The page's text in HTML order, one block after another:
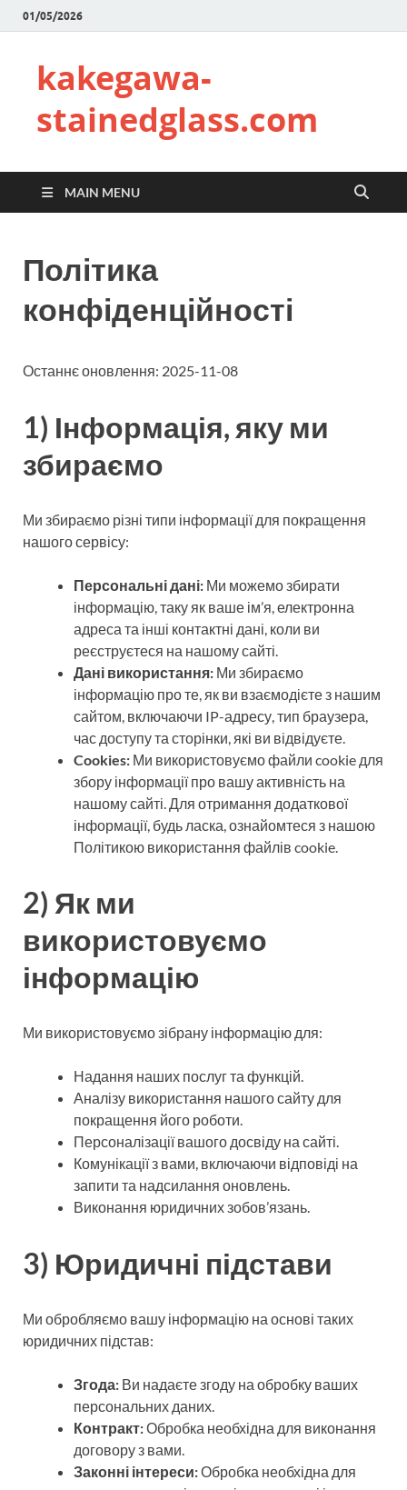
01/05/2026
kakegawa-
stainedglass.com
MAIN MENU
Політика
конфіденційності
Останнє оновлення: 2025-11-08
1) Інформація, яку ми
збираємо
Ми збираємо різні типи інформації для покращення
нашого сервісу:
Персональні дані: Ми можемо збирати
інформацію, таку як ваше ім’я, електронна
адреса та інші контактні дані, коли ви
реєструєтеся на нашому сайті.
Дані використання: Ми збираємо
інформацію про те, як ви взаємодієте з нашим
сайтом, включаючи IP-адресу, тип браузера,
час доступу та сторінки, які ви відвідуєте.
Cookies: Ми використовуємо файли cookie для
збору інформації про вашу активність на
нашому сайті. Для отримання додаткової
інформації, будь ласка, ознайомтеся з нашою
Політикою використання файлів cookie.
2) Як ми
використовуємо
інформацію
Ми використовуємо зібрану інформацію для:
Надання наших послуг та функцій.
Аналізу використання нашого сайту для
покращення його роботи.
Персоналізації вашого досвіду на сайті.
Комунікації з вами, включаючи відповіді на
запити та надсилання оновлень.
Виконання юридичних зобов’язань.
3) Юридичні підстави
Ми обробляємо вашу інформацію на основі таких
юридичних підстав:
Згода: Ви надаєте згоду на обробку ваших
персональних даних.
Контракт:Обробка необхідна для виконання
договору з вами.
Законні інтереси:Обробка необхідна для